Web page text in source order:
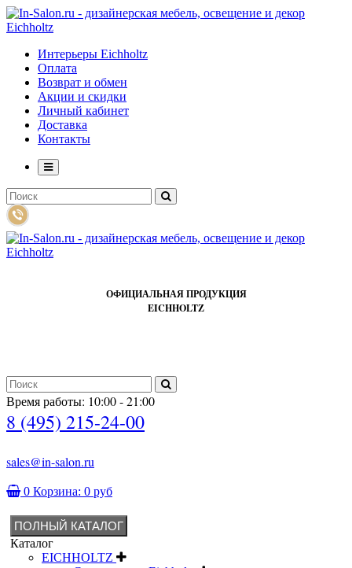
Интерьеры Eichholtz
Оплата
Возврат и обмен
Акции и скидки
Личный кабинет
Доставка
Контакты
ОФИЦИАЛЬНАЯ ПРОДУКЦИЯ
EICHHOLTZ
Время работы: 10:00 - 21:00
8 (495) 215-24-00
sales@in-salon.ru
0 Корзина: 0 руб
ПОЛНЫЙ КАТАЛОГ
Каталог
EICHHOLTZ